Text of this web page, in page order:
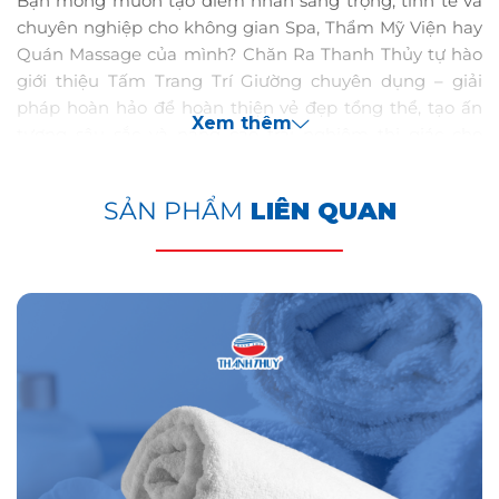
chuyên nghiệp cho không gian Spa, Thẩm Mỹ Viện hay
Quán Massage của mình? Chăn Ra Thanh Thủy tự hào
giới thiệu Tấm Trang Trí Giường chuyên dụng – giải
pháp hoàn hảo để hoàn thiện vẻ đẹp tổng thể, tạo ấn
tượng sâu sắc và nâng cao trải nghiệm thị giác cho
Xem thêm
SẢN PHẨM LIÊN QUAN